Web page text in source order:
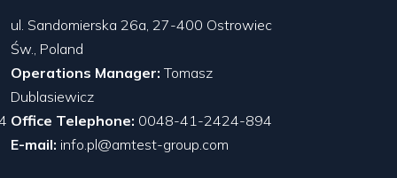
ul. Sandomierska 26a, 27-400 Ostrowiec
Św., Poland
Operations Manager: Tomasz
Dublasiewicz
Office Telephone: 0048-41-2424-894
E-mail: info.pl@amtest-group.com